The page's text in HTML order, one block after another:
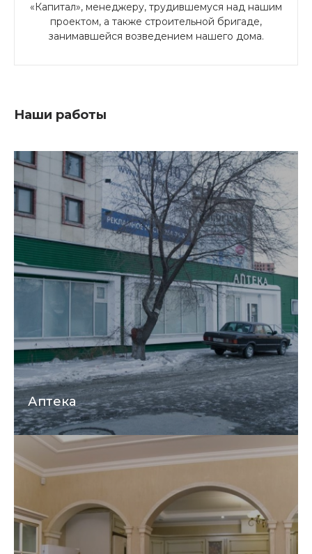
«Капитал», менеджеру, трудившемуся над нашим
проектом, а также строительной бригаде,
занимавшейся возведением нашего дома.
Наши работы
Аптека